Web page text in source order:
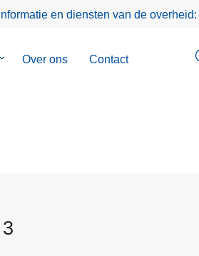
en diensten van de overheid:
Over ons Contact